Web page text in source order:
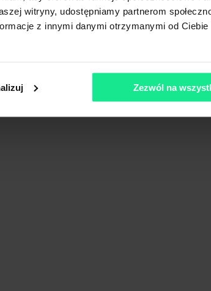
witryny, udostępniamy partnerom
z innymi danymi otrzymanymi od Ciebie
Zezwól na